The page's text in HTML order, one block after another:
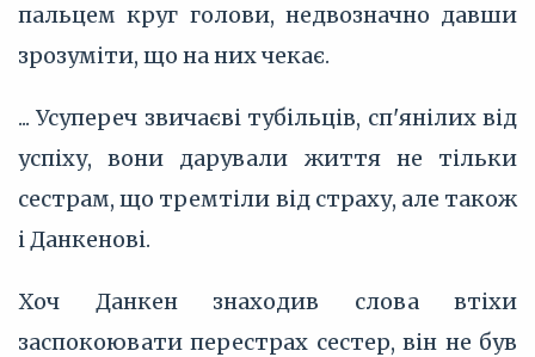
пальцем круг голови, недвозначно давши
зрозуміти, що на них чекає.
... Усупереч звичаєві тубільців, сп'янілих від
успіху, вони дарували життя не тільки
сестрам, що тремтіли від страху, але також
і Данкенові.
Хоч Данкен знаходив слова втіхи
заспокоювати перестрах сестер, він не був